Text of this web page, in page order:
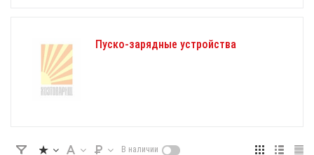
Пуско-зарядные устройства
В наличии